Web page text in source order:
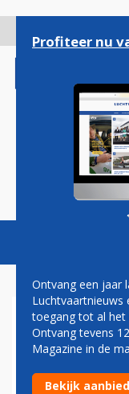
gaan
Magazine
US
AIRLINES
Profiteer nu
Ontvang een jaar
Luchtvaartnieuws
toegang tot al het
Ontvang tevens
Magazine in de
Bekijk